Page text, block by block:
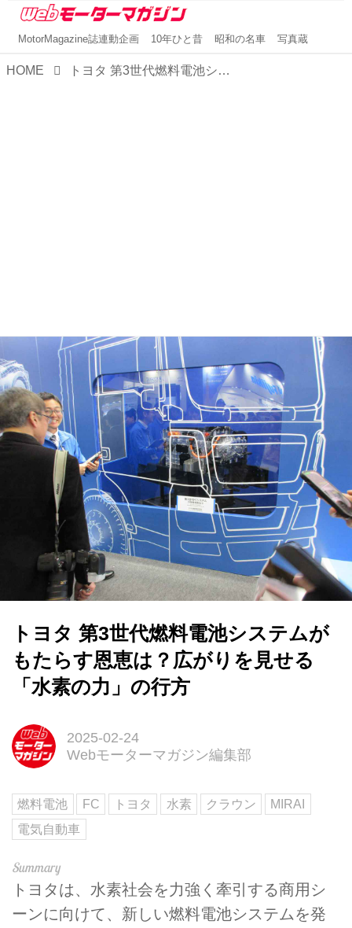
MotorMagazine誌連動企画 10年ひと昔 昭和の名車 写真蔵
HOME トヨタ 第3世代燃料電池システムがもたらす恩恵は？広がりを見せる「水素の力」の行方
トヨタ 第3世代燃料電池システムが
もたらす恩恵は？広がりを見せる
「水素の力」の行方
2025-02-24
Webモーターマガジン編集部
燃料電池 FC トヨタ 水素 クラウン
MIRAI
電気自動車
トヨタは、水素社会を力強く牽引する商用シ
ーンに向けて、新しい燃料電池システムを発